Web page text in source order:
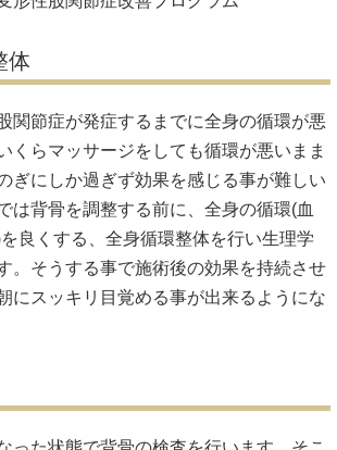
関節痛、変形性股関節症の方の多くは、
なってしまうのか？
るお尻や股関節、太ももにしか対処せず
股関節症になった原因を見過ごしている
い技術や施術を行っても股関節痛、変形
原因を見過ごしては股関節痛、変形性股
する事は中々難しいでしょう。